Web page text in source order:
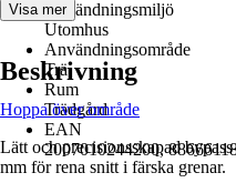
Användningsmiljö
Utomhus
Användningsområde
Trä
Rum
Trädgård
EAN
2007010244200,
Visa mer
Beskrivning
Hoppa över område
Lätt och precisionsskapad
mm för rena snitt i färska grenar.